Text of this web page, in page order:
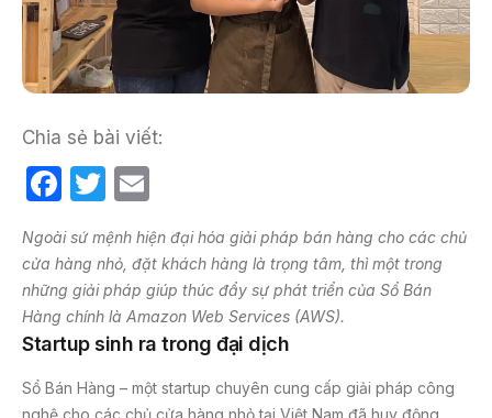
Chia sẻ bài viết:
F
c
e
b
o
o
T
itt
er
ail
Ngoài sứ mệnh hiện đại hóa giải pháp bán hàng cho các chủ
cửa hàng nhỏ, đặt khách hàng là trọng tâm, thì một trong
những giải pháp giúp thúc đẩy sự phát triển của Sổ Bán
Hàng chính là Amazon Web Services (AWS).
Startup sinh ra trong đại dịch
Sổ Bán Hàng – một startup chuyên cung cấp giải pháp công
nghệ cho các chủ cửa hàng nhỏ tại Việt Nam đã huy động